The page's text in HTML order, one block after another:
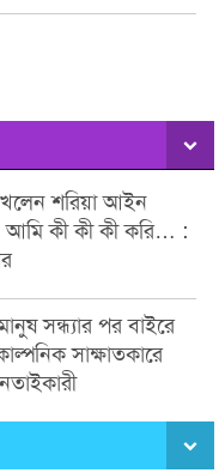
শরিয়া আইন
আমি কী কী কী করি… :
সন্ধ্যার পর বাইরে
সাক্ষাতকারে